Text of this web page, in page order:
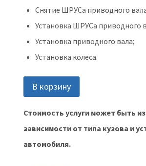
Снятие ШРУСа приводного
Установка ШРУСа приводного
Установка приводного вала;
Установка колеса.
Количество
товара
ШРУСа
замена
В корзину
Стоимость услуги может быть
зависимости от типа кузова и
автомобиля.